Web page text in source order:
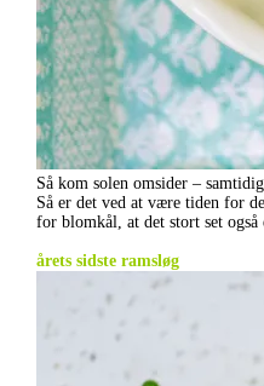
Så kom solen omsider –
Så er det ved at være tiden for
for blomkål, at det stort set også
årets sidste ramsløg